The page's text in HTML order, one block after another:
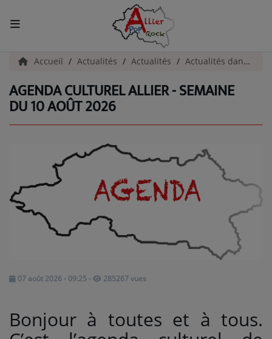
ACCUEIL
Actualités
INFOS - ALLIER
AGENDA CULTUREL - ALLIER
INFOS POP ROCK
La Radio
EMISSIONS
PODCASTS
Accueil Actualités Actualités Actualités dans l'Allier
AGENDA CULTUREL ALLIER - SEMAINE
DU 10 AOÛT 2026
07 août 2026 - 09:25 - 285267 vues
Bonjour à toutes et à tous.